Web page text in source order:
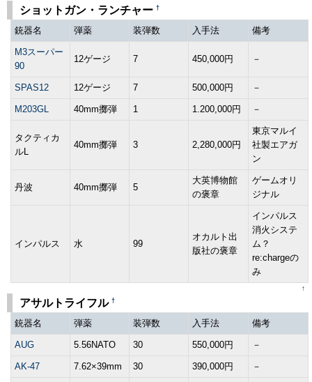
ショットガン・ランチャー †
銃器名 弾薬 装弾数 入手法 備考
M3スーパー
90
12ゲージ 7 450,000円 －
SPAS12 12ゲージ 7 500,000円 －
M203GL 40mm擲弾 1 1.200,000円 －
タクティカ
ルL
40mm擲弾 3 2,280,000円
東京マルイ
社製エアガ
ン
丹波 40mm擲弾 5
大英博物館
の褒章
ゲームオリ
ジナル
インパルス 水 99
オカルト出
版社の褒章
インパルス
消火システ
ム？
re:chargeの
み
↑
アサルトライフル †
銃器名 弾薬 装弾数 入手法 備考
AUG 5.56NATO 30 550,000円 －
AK-47 7.62×39mm 30 390,000円 －